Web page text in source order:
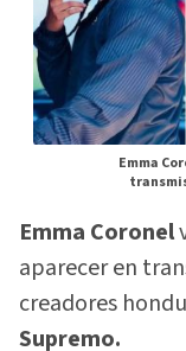
Emma
Emma Coronel
aparecer en
creadores
Supremo.